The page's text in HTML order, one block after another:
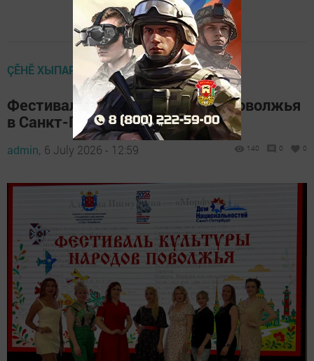
ÇӖНӖ ХЫПАРСЕМ
Фестиваль культуры народов Поволжья
в Санкт-Петербурге
admin, 6 July 2026 - 12:59 140 0 0